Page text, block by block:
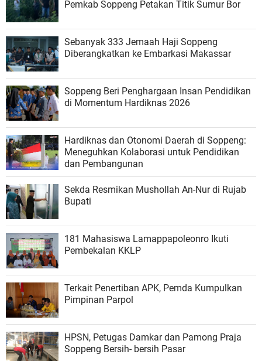
Pemkab Soppeng Petakan Titik Sumur Bor
Sebanyak 333 Jemaah Haji Soppeng
Diberangkatkan ke Embarkasi Makassar
Soppeng Beri Penghargaan Insan Pendidikan
di Momentum Hardiknas 2026
Hardiknas dan Otonomi Daerah di Soppeng:
Meneguhkan Kolaborasi untuk Pendidikan
dan Pembangunan
Sekda Resmikan Mushollah An-Nur di Rujab
Bupati
181 Mahasiswa Lamappapoleonro Ikuti
Pembekalan KKLP
Terkait Penertiban APK, Pemda Kumpulkan
Pimpinan Parpol
HPSN, Petugas Damkar dan Pamong Praja
Soppeng Bersih- bersih Pasar